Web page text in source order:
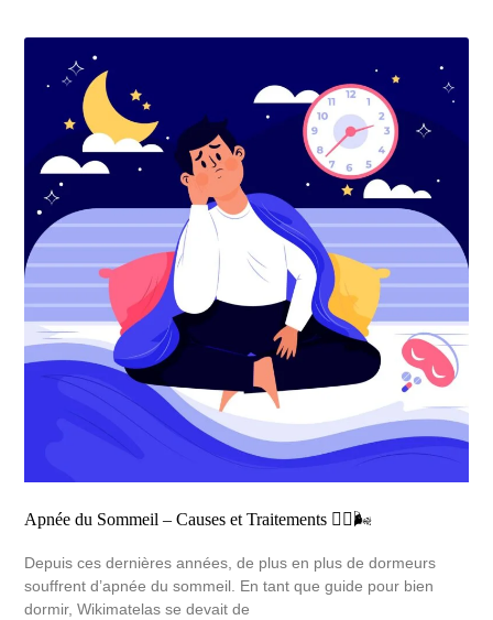
Apnée du Sommeil – Causes et Traitements 😮‍💨🌬️
Depuis ces dernières années, de plus en plus de dormeurs
souffrent d’apnée du sommeil. En tant que guide pour bien
dormir, Wikimatelas se devait de